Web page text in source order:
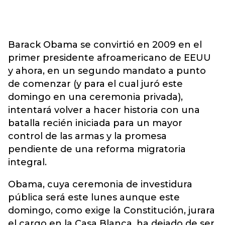
Barack Obama se convirtió en 2009 en el
primer presidente afroamericano de EEUU
y ahora, en un segundo mandato a punto
de comenzar (y para el cual juró este
domingo en una ceremonia privada),
intentará volver a hacer historia con una
batalla recién iniciada para un mayor
control de las armas y la promesa
pendiente de una reforma migratoria
integral.
Obama, cuya ceremonia de investidura
pública será este lunes aunque este
domingo, como exige la Constitución, jurara